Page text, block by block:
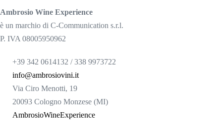
Ambrosio Wine Experience
è un marchio di C-Communication s.r.l.
P. IVA 08005950962
+39 342 0614132 / 338 9973722
info@ambrosiovini.it
Via Ciro Menotti, 19
20093 Cologno Monzese (MI)
AmbrosioWineExperience